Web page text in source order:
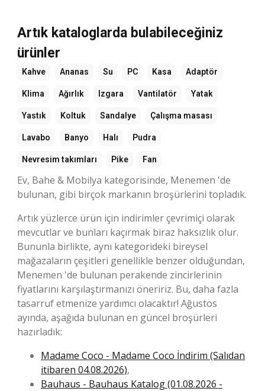
Artık kataloglarda bulabileceğiniz
ürünler
Kahve Ananas Su PC Kasa Adaptör
Klima Ağırlık Izgara Vantilatör Yatak
Yastık Koltuk Sandalye Çalışma masası
Lavabo Banyo Halı Pudra
Nevresim takımları Pike Fan
Ev, Bahe & Mobilya kategorisinde, Menemen 'de
bulunan, gibi birçok markanın broşürlerini topladık.
Artık yüzlerce ürün için indirimler çevrimiçi olarak
mevcutlar ve bunları kaçırmak biraz haksızlık olur.
Bununla birlikte, aynı kategorideki bireysel
mağazaların çeşitleri genellikle benzer olduğundan,
Menemen 'de bulunan perakende zincirlerinin
fiyatlarını karşılaştırmanızı öneririz. Bu, daha fazla
tasarruf etmenize yardımcı olacaktır! Ağustos
ayında, aşağıda bulunan en güncel broşürleri
hazırladık:
Madame Coco - Madame Coco İndirim (Salıdan
itibaren 04.08.2026),
Bauhaus - Bauhaus Katalog (01.08.2026 -